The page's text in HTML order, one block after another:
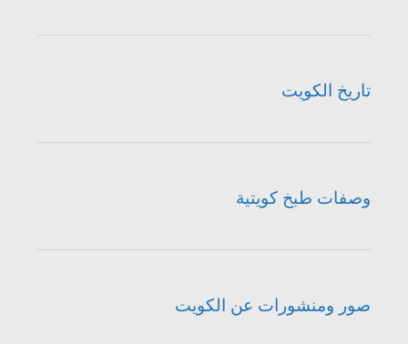
تاريخ الكويت
وصفات طبخ كويتية
صور ومنشورات عن الكويت